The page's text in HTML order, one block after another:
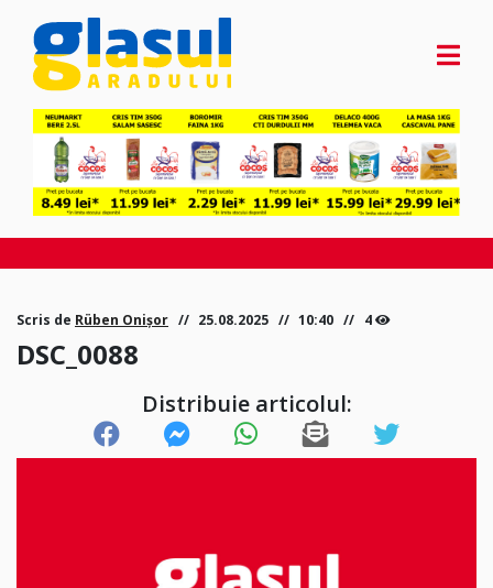
Scris de Rüben Onișor 25.08.2025 10:40 4
DSC_0088
Distribuie articolul: